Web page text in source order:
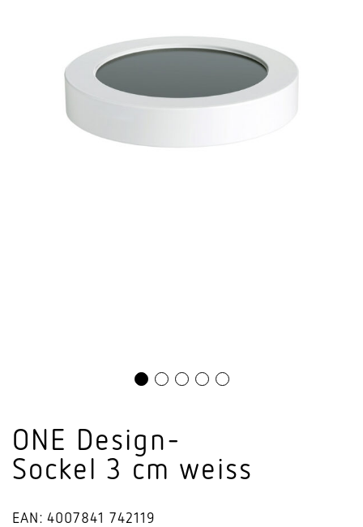
ONE Design-
Sockel 3 cm weiss
EAN: 4007841 742119